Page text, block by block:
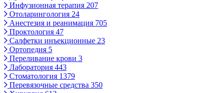
Инфузионная терапия 207
Отоларингология 24
Анестезия и реанимация 705
Проктология 47
Салфетки инъекционные 23
Ортопедия 5
Переливание крови 3
Лаборатория 443
Стоматология 1379
Перевязочные средства 350